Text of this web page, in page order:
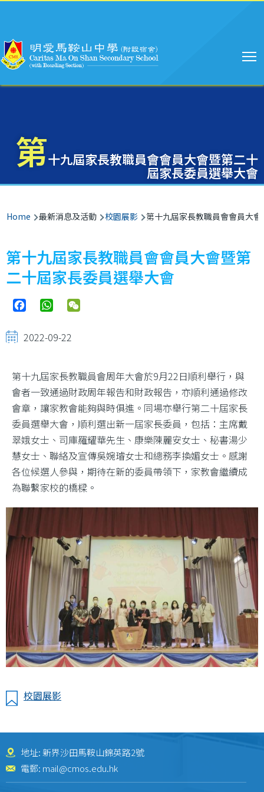
第十九屆家長教職員會會員大會暨第二十
屆家長委員選舉大會
Breadcrumb
Home 最新消息及活動 校園展影 第十九屆家長教職員會會員大
第十九屆家長教職員會會員大會暨第
二十屆家長委員選舉大會
FacebookWhatsApp
2022-09-22
第十九屆家長教職員會周年大會於9月22日順利舉行，與
會者一致通過財政周年報告和財政報告，亦順利通過修改
會章，讓家教會能夠與時俱進。同場亦舉行第二十屆家長
委員選舉大會，順利選出新一屆家長委員，包括：主席戴
翠娥女士、司庫羅耀華先生、康樂陳麗安女士、秘書湯少
慧女士、聯絡及宣傳吳婉璿女士和總務李換媚女士。感謝
各位候選人參與，期待在新的委員帶領下，家教會繼續成
為聯繫家校的橋樑。
校園展影
地址: 新界沙田馬鞍山錦英路2號
電郵: mail@cmos.edu.hk